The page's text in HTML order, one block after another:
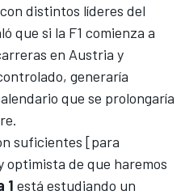
con distintos líderes del
que si la F1 comienza a
en Austria y
generaría
que se prolongaría
suficientes [para
optimista de que haremos
1 está estudiando un